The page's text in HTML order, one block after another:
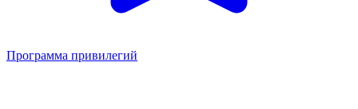
Программа привилегий